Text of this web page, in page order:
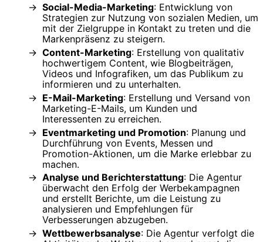
Social-Media-Marketing: Entwicklung von
Strategien zur Nutzung von sozialen Medien, um
mit der Zielgruppe in Kontakt zu treten und die
Markenpräsenz zu steigern.
Content-Marketing: Erstellung von qualitativ
hochwertigem Content, wie Blogbeiträgen,
Videos und Infografiken, um das Publikum zu
informieren und zu unterhalten.
E-Mail-Marketing: Erstellung und Versand von
Marketing-E-Mails, um Kunden und
Interessenten zu erreichen.
Eventmarketing und Promotion: Planung und
Durchführung von Events, Messen und
Promotion-Aktionen, um die Marke erlebbar zu
machen.
Analyse und Berichterstattung: Die Agentur
überwacht den Erfolg der Werbekampagnen
und erstellt Berichte, um die Leistung zu
analysieren und Empfehlungen für
Verbesserungen abzugeben.
Wettbewerbsanalyse: Die Agentur verfolgt die